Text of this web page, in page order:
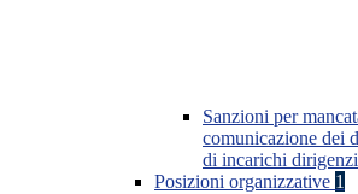
Sanzioni per
comunicazione dei
di incarichi
Posizioni organizzative 1